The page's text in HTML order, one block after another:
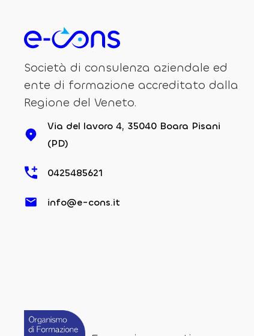
Società di consulenza aziendale ed
ente di formazione accreditato dalla
Regione del Veneto.
Via del lavoro 4, 35040 Boara Pisani
(PD)
0425485621
info@e-cons.it